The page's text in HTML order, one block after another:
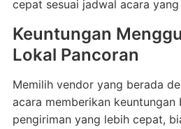
cepat sesuai jadwal acara
Keuntungan
Lokal Pancoran
Memilih vendor yang berada
acara memberikan keuntungan
pengiriman yang lebih cepat,